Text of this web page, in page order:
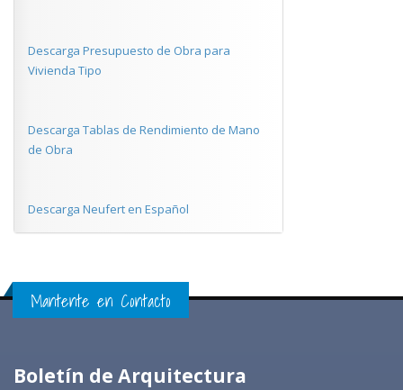
Descarga Presupuesto de Obra para
Vivienda Tipo
Descarga Tablas de Rendimiento de Mano
de Obra
Descarga Neufert en Español
Mantente en Contacto
Boletín de Arquitectura